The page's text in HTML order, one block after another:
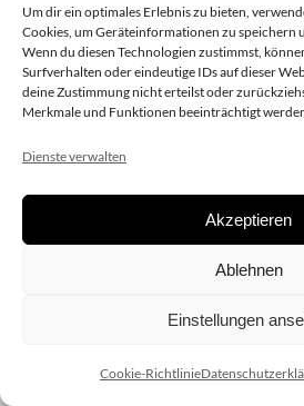
Um dir ein optimales Erlebnis zu bieten,
Cookies, um Geräteinformationen zu speichern
Wenn du diesen Technologien zustimmst,
Surfverhalten oder eindeutige IDs auf dieser
deine Zustimmung nicht erteilst oder
Merkmale und Funktionen beeinträchtigt
Dienste verwalten
Akzeptieren
Ablehnen
Einstellungen
Cookie-Richtlinie
Copyright 2020 dieSCHAUsteller.at |
| Design: